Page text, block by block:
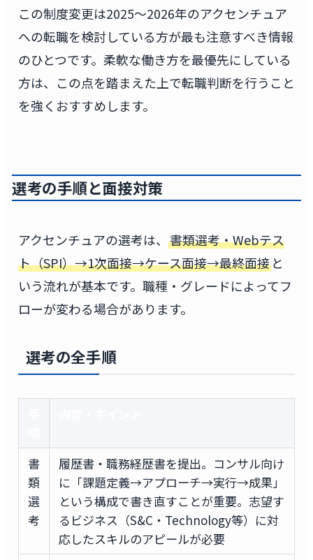
この制度変更は2025〜2026年のアクセンチュア
への転職を検討している方が最も注意すべき情報
のひとつです。柔軟な働き方を最優先にしている
方は、この点を踏まえた上で転職判断を行うこと
を強くおすすめします。
選考の手順と面接対策
アクセンチュアの選考は、 書類選考・Webテス
ト（SPI）→1次面接→ケース面接→最終面接と
いう流れが基本です。職種・グレードによってフ
ローが変わる場合があります。
選考の全手順
書
類
選
考
履歴書・職務経歴書を提出。コンサル向け
に「課題定義→アプローチ→実行→成果」
という構成で書き直すことが重要。志望す
るビジネス（S&C・Technology等）に対
応したスキルのアピールが必要